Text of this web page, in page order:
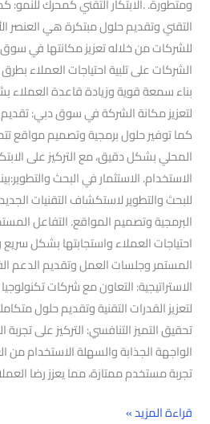
التقني وتقديم حلول مبتكرة هي
للشركات من خلاله تعزيز مكانتها في
الشركات على تلبية احتياجات العملاء
بناء سمعة قوية وزيادة قاعدة العملاء
لتعزيز مكانة الشركة في سوق دبي:
كما توفير حلول برمجية وتصميم مواقع
المحلي بشكل دقيق، مع التركيز على
الاستخدام. الاستثمار في البحث
للبحث والتطوير لاستكشاف التقنيات
البرمجية وتصميم المواقع. التفاعل
احتياجات العملاء واستجابتها بشكل
المستمر وجلسات العمل وتقديم الدعم
الاستراتيجية: التعاون مع شركات
لتعزيز القدرات التقنية وتقديم حلول
تحقيق التميز التنافسي: التركيز على
الواجهة الجذابة والسهلة الاستخدام من
تجربة مستخدم ممتازة، مما يعزز رضا
قراءة المزيد »